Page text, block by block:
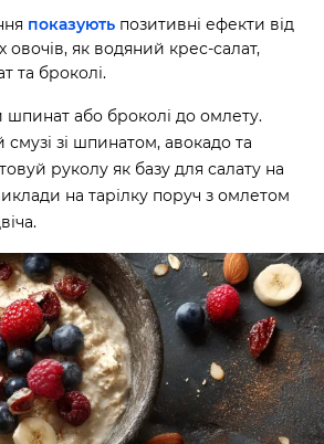
показують позитивні ефекти від
овочів, як водяний крес-салат,
та броколі.
або броколі до омлету.
зі шпинатом, авокадо та
руколу як базу для салату на
на тарілку поруч з омлетом